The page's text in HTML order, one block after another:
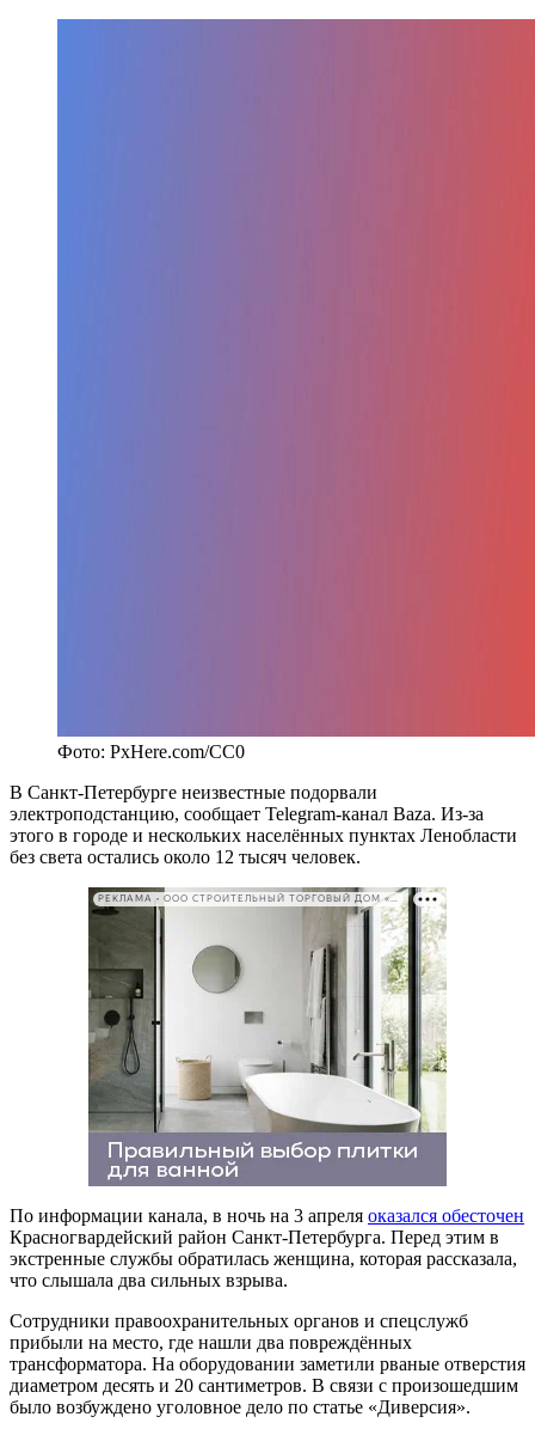
Фото: PxHere.com/CC0
В Санкт-Петербурге неизвестные подорвали
электроподстанцию, сообщает Telegram-канал Baza. Из-за
этого в городе и нескольких населённых пунктах Ленобласти
без света остались около 12 тысяч человек.
РЕКЛАМА • ООО СТРОИТЕЛЬНЫЙ ТОРГОВЫЙ ДОМ «ПЕТРОВИЧ». ИНН: 7802348846
По информации канала, в ночь на 3 апреля оказался обесточен
Красногвардейский район Санкт-Петербурга. Перед этим в
экстренные службы обратилась женщина, которая рассказала,
что слышала два сильных взрыва.
Сотрудники правоохранительных органов и спецслужб
прибыли на место, где нашли два повреждённых
трансформатора. На оборудовании заметили рваные отверстия
диаметром десять и 20 сантиметров. В связи с произошедшим
было возбуждено уголовное дело по статье «Диверсия».